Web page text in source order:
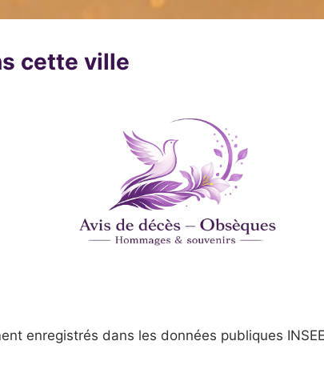
cette ville
enregistrés dans les données publiques